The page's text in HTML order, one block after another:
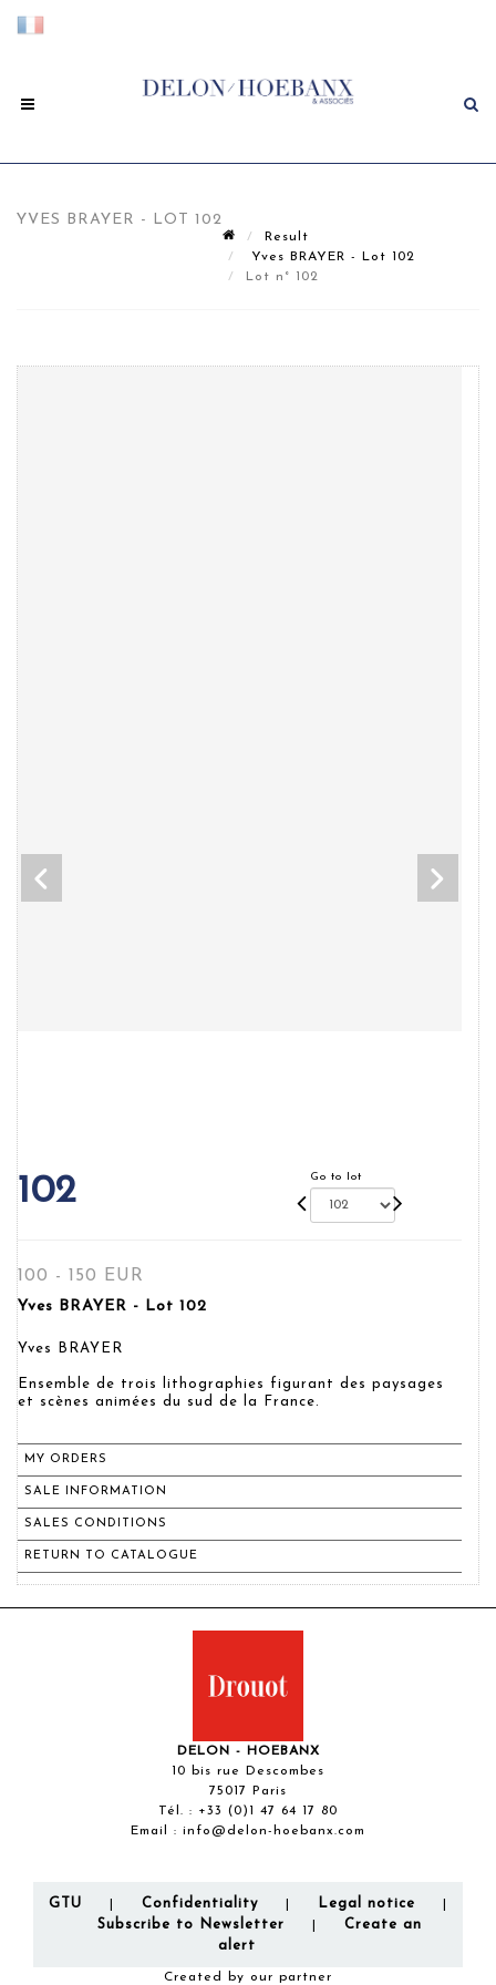
YVES BRAYER - LOT 102
Result
Yves BRAYER - Lot 102
Lot n° 102
102 Go to lot
100 - 150 EUR
Yves BRAYER - Lot 102
Yves BRAYER
Ensemble de trois lithographies figurant des paysages
et scènes animées du sud de la France.
MY ORDERS
SALE INFORMATION
SALES CONDITIONS
RETURN TO CATALOGUE
DELON - HOEBANX
10 bis rue Descombes
75017 Paris
Tél. : +33 (0)1 47 64 17 80
Email : info@delon-hoebanx.com
GTU Confidentiality Legal notice
Subscribe to Newsletter
Create an
alert
Created by our partner